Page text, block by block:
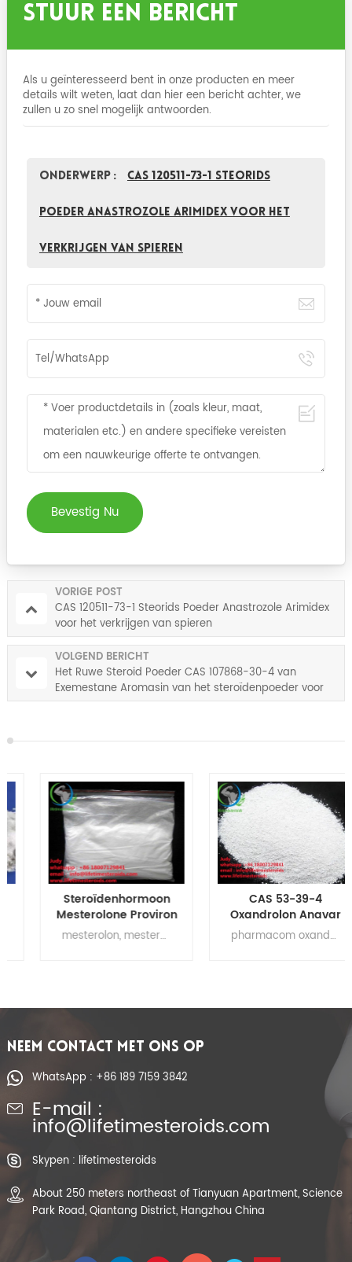
Stuur Een Bericht
Als u geïnteresseerd bent in onze producten en meer
details wilt weten, laat dan hier een bericht achter, we
zullen u zo snel mogelijk antwoorden.
Onderwerp : CAS 120511-73-1 Steorids
Poeder Anastrozole Arimidex voor het
verkrijgen van spieren
Bevestig Nu
VORIGE POST
CAS 120511-73-1 Steorids Poeder Anastrozole Arimidex
voor het verkrijgen van spieren
VOLGEND BERICHT
Het Ruwe Steroid Poeder CAS 107868-30-4 van
Exemestane Aromasin van het steroïdenpoeder voor
het Ophopen van Cyclus
Steroïdenhormoon
Mesterolone Proviron
Anabole Steroid CAS
1424-00-6
mesterolon, mesterolon halfwaardetijd, mesterolon gebruikt, mesterolon alternatief, voordelen van mesterolon, bayer mesterolon, mesterolon voor spieropbouw
CAS 53-39-4
Oxandrolon Anavar
Steriods-poeder
voor gewichtsverlies
pharmacom oxandrolon, pharma oxandrolon, oxandrolon resultaten, oxandrolon beoordelingen, oxandrolon reddit, oxandrolon ruw poeder, oxandrolon reddit steroïden, oxandrolon japan
NEEM CONTACT MET ONS OP
WhatsApp : +86 189 7159 3842
E-mail :
info@lifetimesteroids.com
Skypen : lifetimesteroids
About 250 meters northeast of Tianyuan Apartment, Science
Park Road, Qiantang District, Hangzhou China